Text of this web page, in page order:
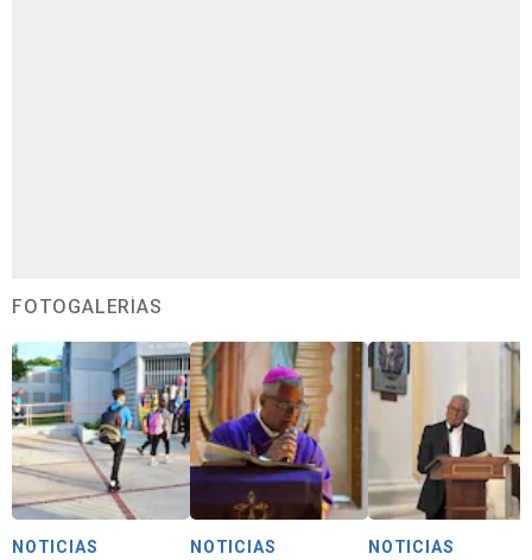
FOTOGALERÍAS
NOTICIAS NOTICIAS NOTICIAS